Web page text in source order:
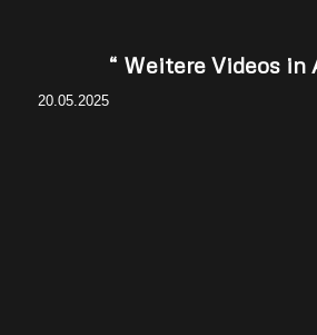
“ Weitere Videos in
20.05.2025